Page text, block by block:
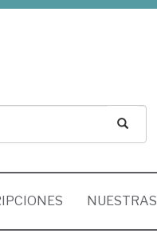
NUESTRAS